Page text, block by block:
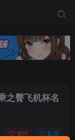
之臀飞机杯名
关注 私信